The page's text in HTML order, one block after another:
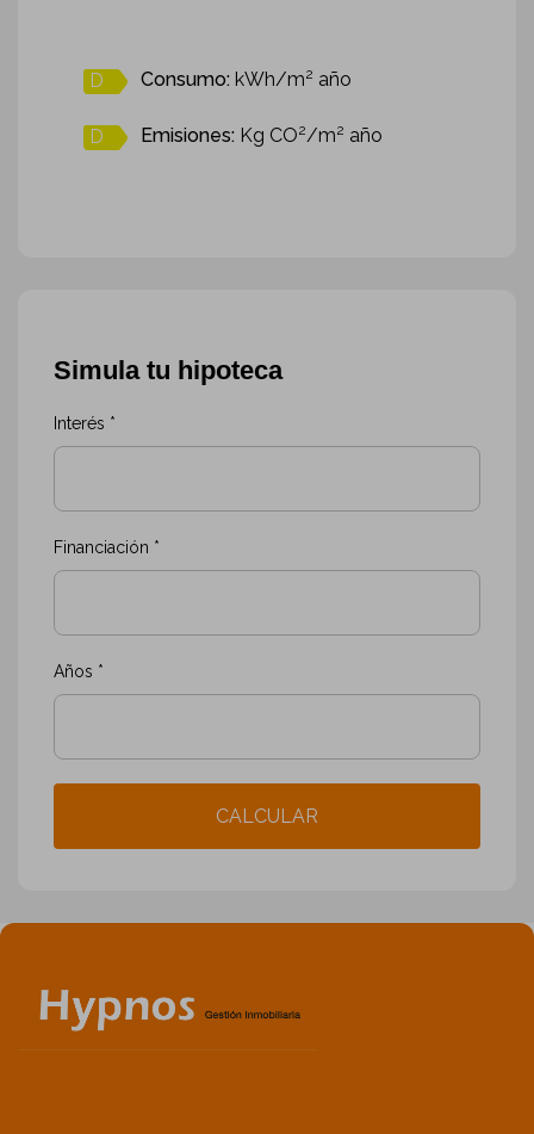
D Consumo: kWh/m2 año
D Emisiones: Kg CO2/m2 año
Simula tu hipoteca
Interés *
Financiación *
Años *
CALCULAR